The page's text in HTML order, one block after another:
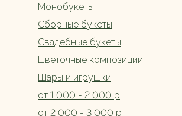
Сборные букеты
Свадебные букеты
Монобукеты
Цветочные композиции
Шары и игрушки
от 1 000 - 2 000 р
от 2 000 - 3 000 р